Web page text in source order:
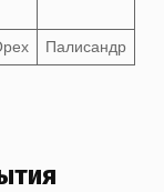
Палисандр